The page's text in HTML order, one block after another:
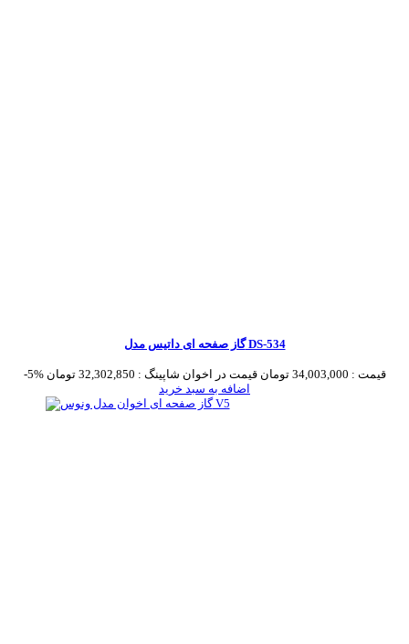
گاز صفحه ای داتیس مدل DS-534
-5% قیمت : 34,003,000 تومان قیمت در اخوان شاپینگ : 32,302,850 تومان
اضافه به سبد خرید